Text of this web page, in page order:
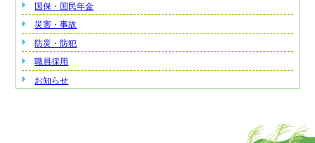
国保・国民年金
災害・事故
防災・防犯
職員採用
お知らせ